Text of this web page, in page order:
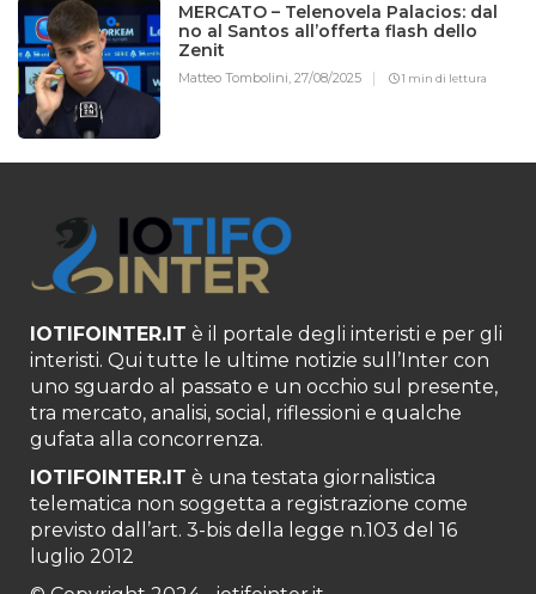
MERCATO – Telenovela Palacios: dal
no al Santos all’offerta flash dello
Zenit
Matteo Tombolini,27/08/2025 1 min di lettura
IOTIFOINTER.IT è il portale degli interisti e per gli
interisti. Qui tutte le ultime notizie sull’Inter con
uno sguardo al passato e un occhio sul presente,
tra mercato, analisi, social, riflessioni e qualche
gufata alla concorrenza.
IOTIFOINTER.IT è una testata giornalistica
telematica non soggetta a registrazione come
previsto dall’art. 3-bis della legge n.103 del 16
luglio 2012